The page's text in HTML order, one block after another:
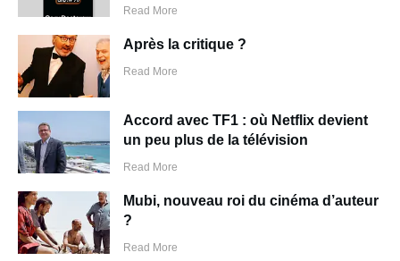
Read More
Après la critique ?
Read More
Accord avec TF1 : où Netflix devient
un peu plus de la télévision
Read More
Mubi, nouveau roi du cinéma d’auteur
?
Read More